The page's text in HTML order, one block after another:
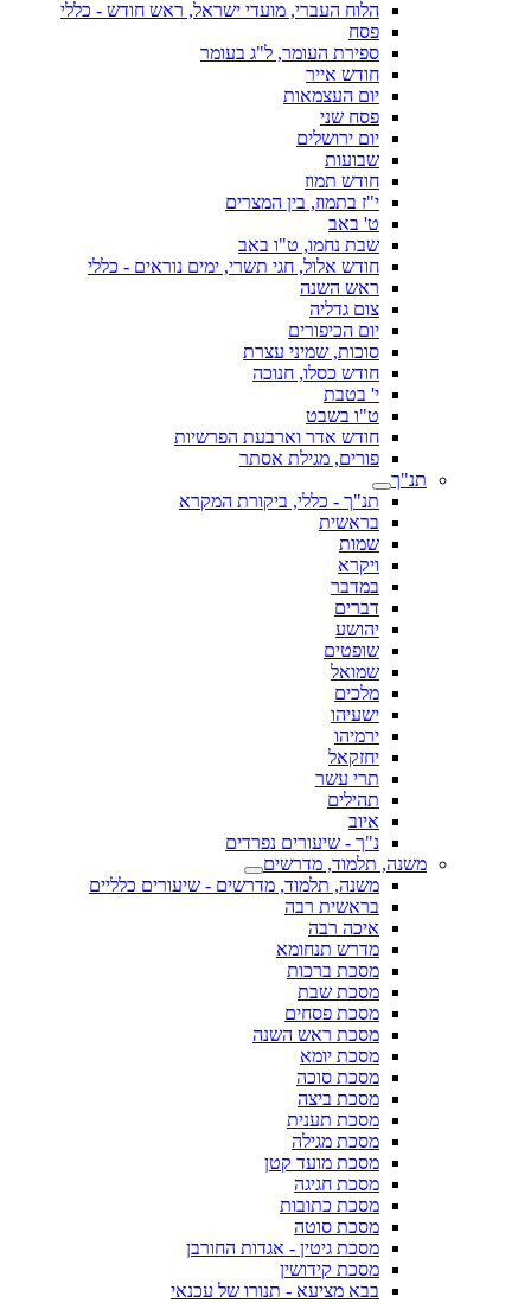
הלוח העברי, מועדי ישראל, ראש חודש - כללי
פסח
ספירת העומר, ל"ג בעומר
חודש אייר
יום העצמאות
פסח שני
יום ירושלים
שבועות
חודש תמוז
י"ז בתמוז, בין המצרים
ט' באב
שבת נחמו, ט"ו באב
חודש אלול, חגי תשרי, ימים נוראים - כללי
ראש השנה
צום גדליה
יום הכיפורים
סוכות, שמיני עצרת
חודש כסלו, חנוכה
י' בטבת
ט"ו בשבט
חודש אדר וארבעת הפרשיות
פורים, מגילת אסתר
תנ"ך
תנ"ך - כללי, ביקורת המקרא
בראשית
שמות
ויקרא
במדבר
דברים
יהושע
שופטים
שמואל
מלכים
ישעיהו
ירמיהו
יחזקאל
תרי עשר
תהילים
איוב
נ"ך - שיעורים נפרדים
משנה, תלמוד, מדרשים
משנה, תלמוד, מדרשים - שיעורים כלליים
בראשית רבה
איכה רבה
מדרש תנחומא
מסכת ברכות
מסכת שבת
מסכת פסחים
מסכת ראש השנה
מסכת יומא
מסכת סוכה
מסכת ביצה
מסכת תענית
מסכת מגילה
מסכת מועד קטן
מסכת חגיגה
מסכת כתובות
מסכת סוטה
מסכת גיטין - אגדות החורבן
מסכת קידושין
בבא מציעא - תנורו של עכנאי